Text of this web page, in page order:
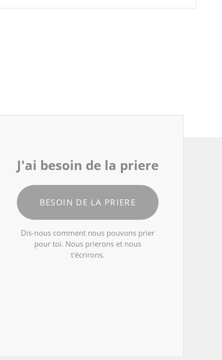
J'ai besoin de la priere
BESOIN DE LA PRIERE
Dis-nous comment nous pouvons prier
pour toi. Nous prierons et nous
t'écrirons.